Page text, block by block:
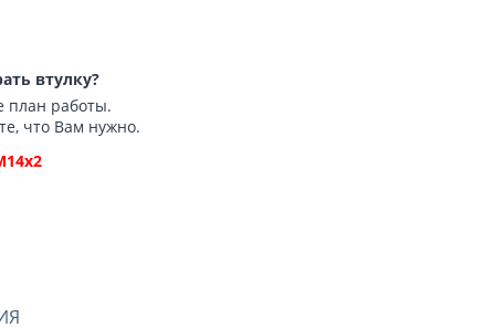
втулку?
план работы.
что Вам нужно.